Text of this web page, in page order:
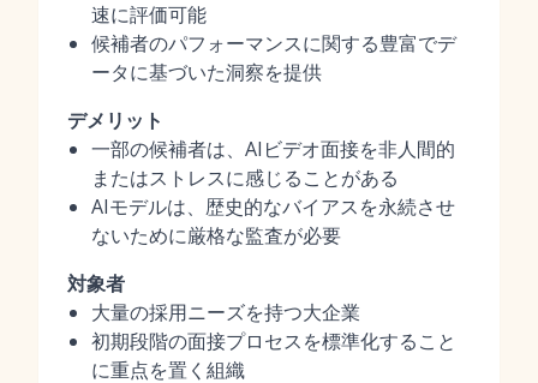
速に評価可能
候補者のパフォーマンスに関する豊富でデ
ータに基づいた洞察を提供
デメリット
一部の候補者は、AIビデオ面接を非人間的
またはストレスに感じることがある
AIモデルは、歴史的なバイアスを永続させ
ないために厳格な監査が必要
対象者
大量の採用ニーズを持つ大企業
初期段階の面接プロセスを標準化すること
に重点を置く組織